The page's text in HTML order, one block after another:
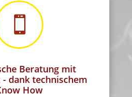

Beratung mit
dank technischem
How